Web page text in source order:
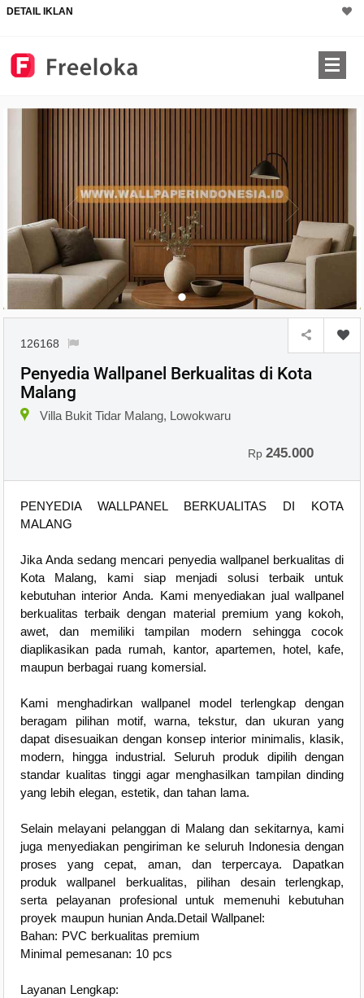
DETAIL IKLAN
126168
Penyedia Wallpanel Berkualitas di Kota
Malang
Villa Bukit Tidar Malang, Lowokwaru
Rp245.000
PENYEDIA WALLPANEL BERKUALITAS DI KOTA
MALANG
Jika Anda sedang mencari penyedia wallpanel berkualitas di
Kota Malang, kami siap menjadi solusi terbaik untuk
kebutuhan interior Anda. Kami menyediakan jual wallpanel
berkualitas terbaik dengan material premium yang kokoh,
awet, dan memiliki tampilan modern sehingga cocok
diaplikasikan pada rumah, kantor, apartemen, hotel, kafe,
maupun berbagai ruang komersial.
Kami menghadirkan wallpanel model terlengkap dengan
beragam pilihan motif, warna, tekstur, dan ukuran yang
dapat disesuaikan dengan konsep interior minimalis, klasik,
modern, hingga industrial. Seluruh produk dipilih dengan
standar kualitas tinggi agar menghasilkan tampilan dinding
yang lebih elegan, estetik, dan tahan lama.
Selain melayani pelanggan di Malang dan sekitarnya, kami
juga menyediakan pengiriman ke seluruh Indonesia dengan
proses yang cepat, aman, dan terpercaya. Dapatkan
produk wallpanel berkualitas, pilihan desain terlengkap,
serta pelayanan profesional untuk memenuhi kebutuhan
proyek maupun hunian Anda.Detail Wallpanel:
Bahan: PVC berkualitas premium
Minimal pemesanan: 10 pcs
Layanan Lengkap: